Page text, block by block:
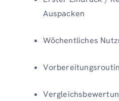
Auspacken
Wöchentliches